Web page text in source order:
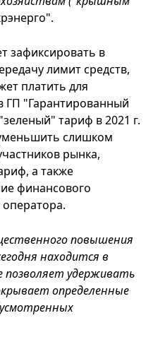
зафиксировать в
лимит средств,
платить для
ГП "Гарантированный
тариф в 2021 г.
слишком
рынка,
а также
финансового
повышения
находится в
позволяет удерживать
определенные